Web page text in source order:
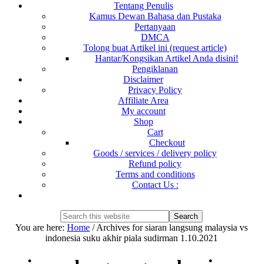
Tentang Penulis
Kamus Dewan Bahasa dan Pustaka
Pertanyaan
DMCA
Tolong buat Artikel ini (request article)
Hantar/Kongsikan Artikel Anda disini!
Pengiklanan
Disclaimer
Privacy Policy
Affiliate Area
My account
Shop
Cart
Checkout
Goods / services / delivery policy
Refund policy
Terms and conditions
Contact Us :
Search
this
website
Hide
Search
You are here: Home /Archives for siaran langsung malaysia vs
indonesia suku akhir piala sudirman 1.10.2021